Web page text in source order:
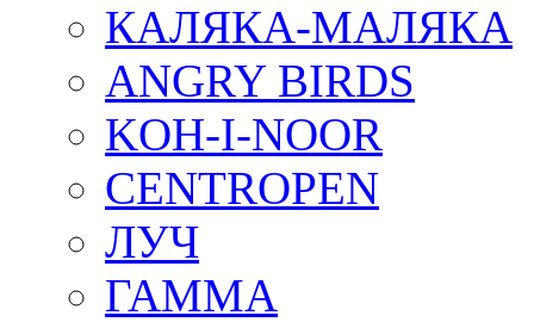
КАЛЯКА-МАЛЯКА
ANGRY BIRDS
KOH-I-NOOR
CENTROPEN
ЛУЧ
ГАММА